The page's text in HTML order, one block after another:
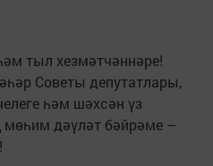
тыл хезмәтчәннәре!
Советы депутатлары,
һәм шәхсән үз
мөһим дәүләт бәйрәме –